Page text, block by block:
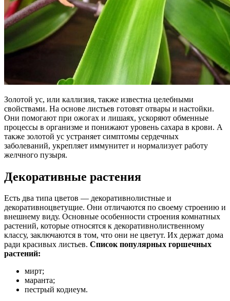
Золотой ус, или каллизия, также известна целебными
свойствами. На основе листьев готовят отвары и настойки.
Они помогают при ожогах и лишаях, ускоряют обменные
процессы в организме и понижают уровень сахара в крови. А
также золотой ус устраняет симптомы сердечных
заболеваний, укрепляет иммунитет и нормализует работу
желчного пузыря.
Декоративные растения
Есть два типа цветов — декоративнолистные и
декоративноцветущие. Они отличаются по своему строению и
внешнему виду. Основные особенности строения комнатных
растений, которые относятся к декоративнолиственному
классу, заключаются в том, что они не цветут. Их держат дома
ради красивых листьев. Список популярных горшечных
растений:
мирт;
маранта;
пестрый кодиеум.